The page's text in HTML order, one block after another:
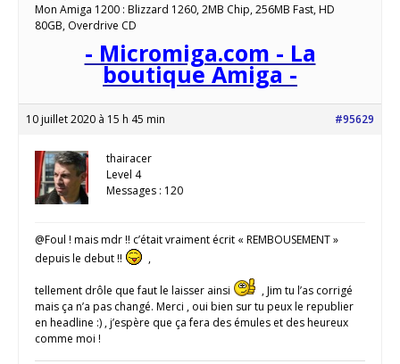
Mon Amiga 1200 : Blizzard 1260, 2MB Chip, 256MB Fast, HD
80GB, Overdrive CD
- Micromiga.com - La
boutique Amiga -
10 juillet 2020 à 15 h 45 min #95629
thairacer
Level 4
Messages : 120
@Foul ! mais mdr !! c’était vraiment écrit « REMBOUSEMENT »
depuis le debut !!
,
tellement drôle que faut le laisser ainsi
, Jim tu l’as corrigé
mais ça n’a pas changé. Merci , oui bien sur tu peux le republier
en headline :) , j’espère que ça fera des émules et des heureux
comme moi !